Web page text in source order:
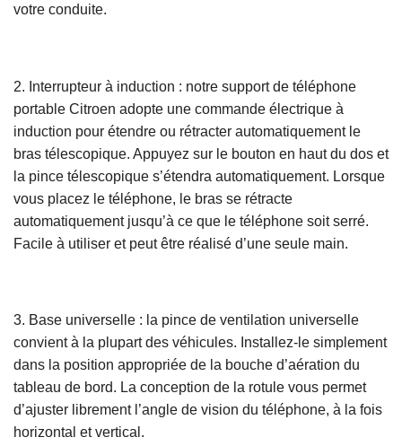
votre conduite.
2. Interrupteur à induction : notre support de téléphone
portable Citroen adopte une commande électrique à
induction pour étendre ou rétracter automatiquement le
bras télescopique. Appuyez sur le bouton en haut du dos et
la pince télescopique s’étendra automatiquement. Lorsque
vous placez le téléphone, le bras se rétracte
automatiquement jusqu’à ce que le téléphone soit serré.
Facile à utiliser et peut être réalisé d’une seule main.
3. Base universelle : la pince de ventilation universelle
convient à la plupart des véhicules. Installez-le simplement
dans la position appropriée de la bouche d’aération du
tableau de bord. La conception de la rotule vous permet
d’ajuster librement l’angle de vision du téléphone, à la fois
horizontal et vertical.